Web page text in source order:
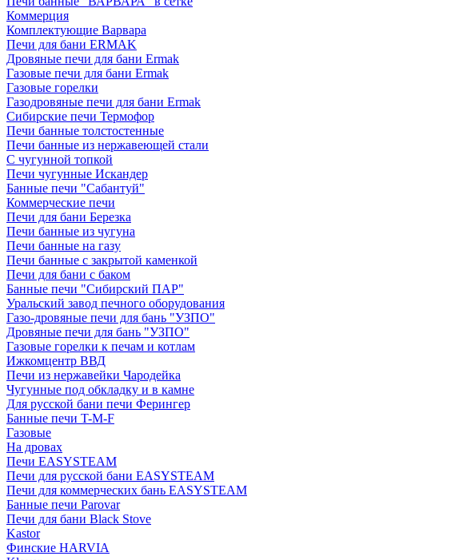
Коммерция
Комплектующие Варвара
Печи для бани ERMAK
Дровяные печи для бани Ermak
Газовые печи для бани Ermak
Газовые горелки
Газодровяные печи для бани Ermak
Сибирские печи Термофор
Печи банные толстостенные
Печи банные из нержавеющей стали
С чугунной топкой
Печи чугунные Искандер
Банные печи "Сабантуй"
Коммерческие печи
Печи для бани Березка
Печи банные из чугуна
Печи банные на газу
Печи банные с закрытой каменкой
Печи для бани с баком
Банные печи "Сибирский ПАР"
Уральский завод печного оборудования
Газо-дровяные печи для бань "УЗПО"
Дровяные печи для бань "УЗПО"
Газовые горелки к печам и котлам
Ижкомцентр ВВД
Печи из нержавейки Чародейка
Чугунные под обкладку и в камне
Для русской бани печи Ферингер
Банные печи T-M-F
Газовые
На дровах
Печи EASYSTEAM
Печи для русской бани EASYSTEAM
Печи для коммерческих бань EASYSTEAM
Банные печи Parovar
Печи для бани Black Stove
Kastor
Финские HARVIA